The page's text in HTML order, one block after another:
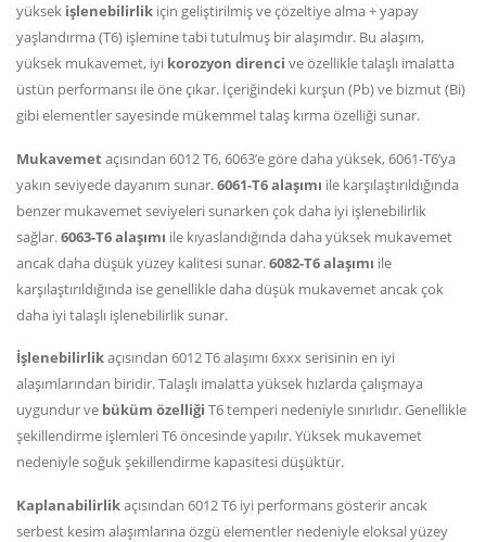
yüksek işlenebilirlik için geliştirilmiş ve çözeltiye alma + yapay
yaşlandırma (T6) işlemine tabi tutulmuş bir alaşımdır. Bu alaşım,
yüksek mukavemet, iyi korozyon direnci ve özellikle talaşlı imalatta
üstün performansı ile öne çıkar. İçeriğindeki kurşun (Pb) ve bizmut (Bi)
gibi elementler sayesinde mükemmel talaş kırma özelliği sunar.
Mukavemet açısından 6012 T6, 6063’e göre daha yüksek, 6061-T6’ya
yakın seviyede dayanım sunar.6061-T6 alaşımı ile karşılaştırıldığında
benzer mukavemet seviyeleri sunarken çok daha iyi işlenebilirlik
sağlar.6063-T6 alaşımı ile kıyaslandığında daha yüksek mukavemet
ancak daha düşük yüzey kalitesi sunar.6082-T6 alaşımı ile
karşılaştırıldığında ise genellikle daha düşük mukavemet ancak çok
daha iyi talaşlı işlenebilirlik sunar.
İşlenebilirlikaçısından 6012 T6 alaşımı 6xxx serisinin en iyi
alaşımlarından biridir. Talaşlı imalatta yüksek hızlarda çalışmaya
uygundur ve büküm özelliği T6 temperi nedeniyle sınırlıdır. Genellikle
şekillendirme işlemleri T6 öncesinde yapılır. Yüksek mukavemet
nedeniyle soğuk şekillendirme kapasitesi düşüktür.
Kaplanabilirlikaçısından 6012 T6 iyi performans gösterir ancak
serbest kesim alaşımlarına özgü elementler nedeniyle eloksal yüzey